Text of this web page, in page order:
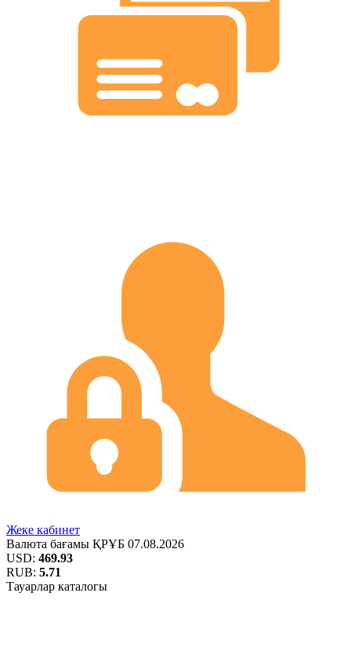
Жеке кабинет
Валюта бағамы ҚРҰБ 07.08.2026
USD: 469.93
RUB: 5.71
Тауарлар каталогы